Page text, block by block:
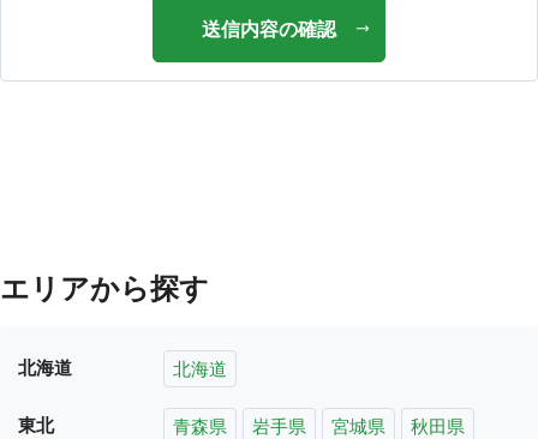
送信内容の確認
エリアから探す
北海道 北海道
東北 青森県 岩手県 宮城県
秋田県